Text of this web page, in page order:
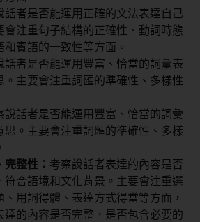
話者是否能運用正確的文法表達自己
會注重句子結構的正確性、動詞時態
和賓語的一致性等方面。
話者是否能運用豐富、恰當的詞彙表
。主要會注重詞匯的準確性、多樣性
說話者是否能運用豐富、恰當的詞彙
思。主要會注重詞匯的準確性、多樣
整性： 考察說話者表達的內容是否
符合語境和文化背景。主要會注重選
、用詞得體、表達方式得當等方面，
達的內容是否完整，是否包含必要的